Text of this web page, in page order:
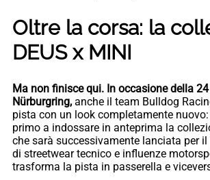
Oltre la corsa: la
DEUS x MINI
Ma non finisce qui. In occasione della 24
Nürburgring, anche il team Bulldog
pista con un look completamente
primo a indossare in anteprima la
che sarà successivamente lanciata per
di streetwear tecnico e influenze
trasforma la pista in passerella e